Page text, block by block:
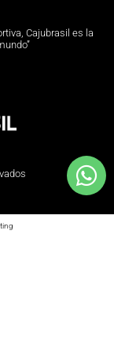
Cajubrasil es la